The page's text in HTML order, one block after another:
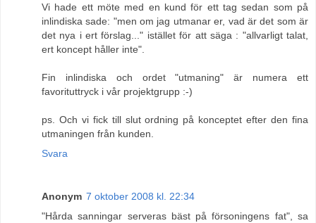
Vi hade ett möte med en kund för ett tag sedan som på
inlindiska sade: "men om jag utmanar er, vad är det som är
det nya i ert förslag..." istället för att säga : "allvarligt talat,
ert koncept håller inte".
Fin inlindiska och ordet "utmaning" är numera ett
favorituttryck i vår projektgrupp :-)
ps. Och vi fick till slut ordning på konceptet efter den fina
utmaningen från kunden.
Svara
Anonym 7 oktober 2008 kl. 22:34
"Hårda sanningar serveras bäst på försoningens fat", sa